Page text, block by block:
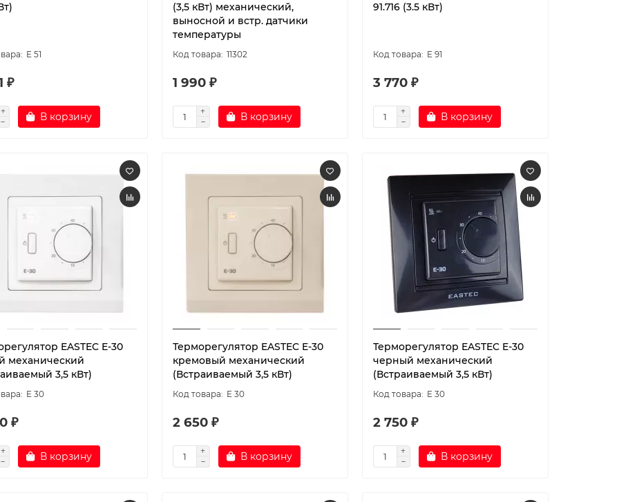
E 51
₽
В корзину
(3,5 кВт) механический,
выносной и встр. датчики
температуры
11302
1 990 ₽
В корзину
91.716 (3.5 кВт)
E 91
3 770 ₽
В корзину
EASTEC E-30
механический
3,5 кВт)
E 30
₽
В корзину
Терморегулятор EASTEC E-30
кремовый механический
(Встраиваемый 3,5 кВт)
E 30
2 650 ₽
В корзину
Терморегулятор EASTEC E-30
черный механический
(Встраиваемый 3,5 кВт)
E 30
2 750 ₽
В корзину